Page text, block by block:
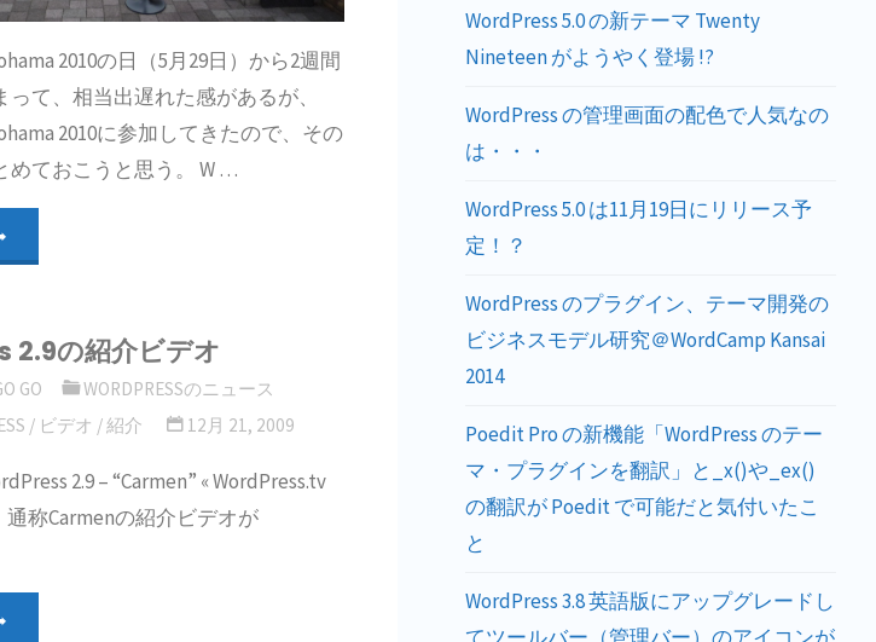
2010の日（5月29日）から2週間
て、相当出遅れた感があるが、
2010に参加してきたので、その
めておこうと思う。 W …
2010
っ
2.9の紹介ビデオ
GO
WORDPRESSのニュース
/ ビデオ /紹介 12月 21, 2009
2.9 – “Carmen” « WordPress.tv
通称Carmenの紹介ビデオが
WordPress 5.0 の新テーマ Twenty
Nineteen がようやく登場 !?
WordPress の管理画面の配色で人気なの
は・・・
WordPress 5.0 は11月19日にリリース予
定！？
WordPress のプラグイン、テーマ開発の
ビジネスモデル研究＠WordCamp Kansai
2014
Poedit Pro の新機能「WordPress のテー
マ・プラグインを翻訳」と_x()や_ex()
の翻訳が Poedit で可能だと気付いたこ
と
WordPress 3.8 英語版にアップグレードし